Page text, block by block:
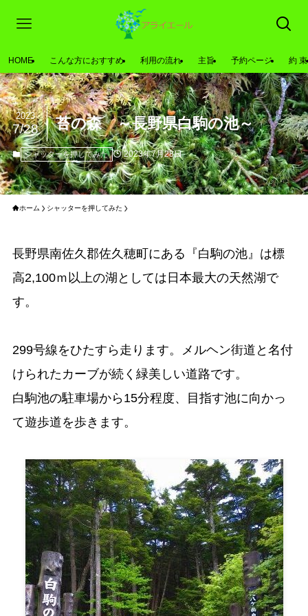
HOME こんな方におすすめ 利用の流れ 主旨 予約ページ 約 束
苔の森 ～長野県白駒の池～
2023
7/28
シャッターを押してみた 2023年7月28日
ホーム シャッターを押してみた
長野県南佐久郡佐久穂町にある『白駒の池』は標
高2,100ｍ以上の湖としては日本最大の天然湖で
す。
299号線をひたすら走ります。メルヘン街道と名付
けられたカーブが続く緑美しい道路です。
白駒池の駐車場から15分程度、目指す池に向かっ
て遊歩道を歩きます。